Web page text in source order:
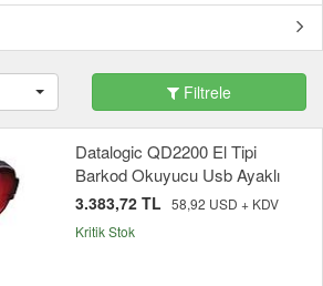
Filtrele
Datalogic QD2200 El Tipi
Barkod Okuyucu Usb Ayaklı
3.383,72 TL 58,92 USD + KDV
Kritik Stok